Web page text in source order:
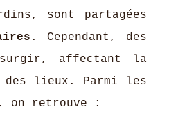
sont partagées
. Cependant, des
surgir, affectant la
lieux. Parmi les
on retrouve :